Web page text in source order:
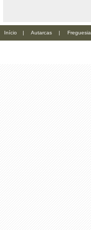
Início | Autarcas | Freguesia